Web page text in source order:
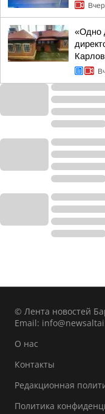
«Одно
© Лента новостей
Email:
О нас
Контакты
Редакционная
Политика